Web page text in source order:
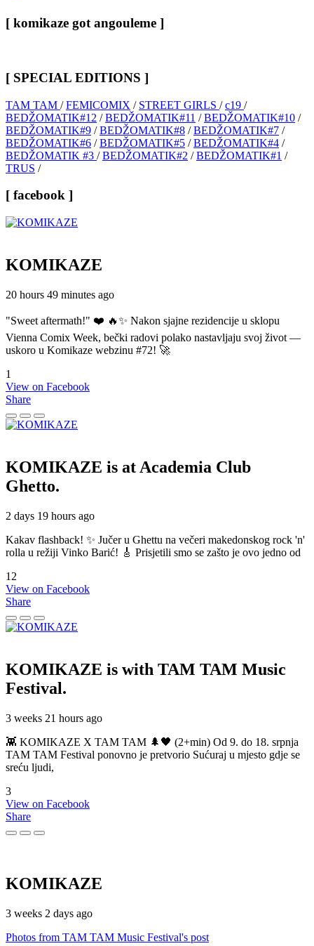
[ komikaze got angouleme ]
[ SPECIAL EDITIONS ]
TAM TAM /FEMICOMIX / STREET GIRLS /c19 /
BEDŽOMATIK#12 /BEDŽOMATIK#11 /BEDŽOMATIK#10 /
BEDŽOMATIK#9 /BEDŽOMATIK#8 /BEDŽOMATIK#7 /
BEDŽOMATIK#6 /BEDŽOMATIK#5 /BEDŽOMATIK#4 /
BEDŽOMATIK #3 /BEDŽOMATIK#2 /BEDŽOMATIK#1 /
TRUS /
[ facebook ]
KOMIKAZE
20 hours 49 minutes ago
"Sweet aftermath!" ❤️ 🔥✨ Nakon sjajne rezidencije u sklopu
Vienna Comix Week, bečki radovi polako nastavljaju svoj život —
uskoro u Komikaze webzinu #72! 🚀
1
View on Facebook
Share
KOMIKAZE is at Academia Club
Ghetto.
2 days 19 hours ago
Kakav flashback! ✨ Jučer u Ghettu na večeri makedonskog rock 'n'
rolla u režiji Vinko Barić! 🎸 Prisjetili smo se zašto je ovo jedno od
12
View on Facebook
Share
KOMIKAZE is with TAM TAM Music
Festival.
3 weeks 21 hours ago
👾 KOMIKAZE X TAM TAM 🌲🖤 (2+min) Od 9. do 18. srpnja
TAM TAM Festival ponovno je pretvorio Sućuraj u mjesto gdje se
sreću ljudi,
3
View on Facebook
Share
KOMIKAZE
3 weeks 2 days ago
Photos from TAM TAM Music Festival's post